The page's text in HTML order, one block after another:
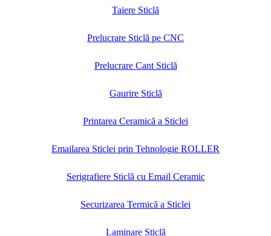
Taiere Sticlă
Prelucrare Sticlă pe CNC
Prelucrare Cant Sticlă
Gaurire Sticlă
Printarea Ceramică a Sticlei
Emailarea Sticlei prin Tehnologie ROLLER
Serigrafiere Sticlă cu Email Ceramic
Securizarea Termică a Sticlei
Laminare Sticlă